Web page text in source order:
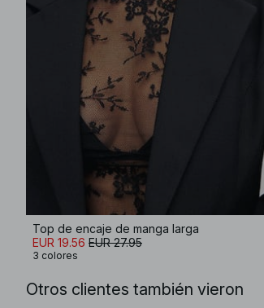
Top de encaje de manga larga
EUR 19.56 EUR 27.95
3 colores
Otros clientes también vieron